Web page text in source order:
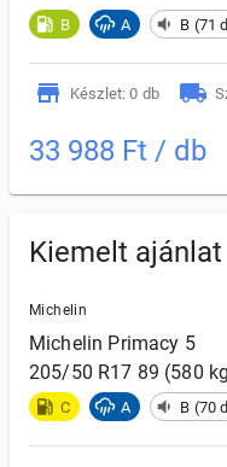
B A B (71
Készlet: 0 db
33 988 Ft / db
Kiemelt ajánlat
Michelin
Michelin Primacy 5
205/50 R17 89 (580
C A B (70